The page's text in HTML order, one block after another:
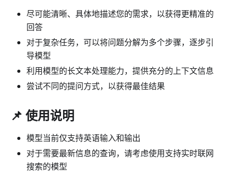
尽可能清晰、具体地描述您的需求，以获得更精准的
回答
对于复杂任务，可以将问题分解为多个步骤，逐步引
导模型
利用模型的长文本处理能力，提供充分的上下文信息
尝试不同的提问方式，以获得最佳结果
📌 使用说明
模型当前仅支持英语输入和输出
对于需要最新信息的查询，请考虑使用支持实时联网
搜索的模型